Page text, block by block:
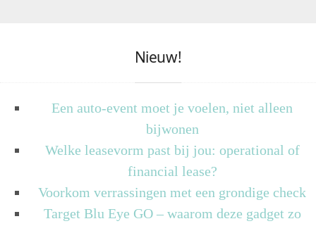
Nieuw!
Een auto-event moet je voelen, niet alleen
bijwonen
Welke leasevorm past bij jou: operational of
financial lease?
Voorkom verrassingen met een grondige check
Target Blu Eye GO – waarom deze gadget zo